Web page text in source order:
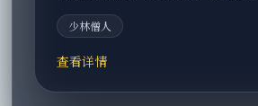
少林僧人
查看详情